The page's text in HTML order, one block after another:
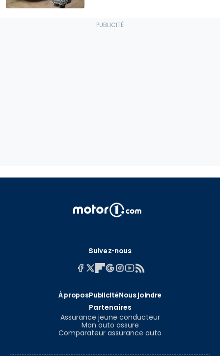
Suivez-nous
À proposPublicitéNous joindre
Partenaires
Assurance jeune conducteur
Mon auto assure
Comparateur assurance auto